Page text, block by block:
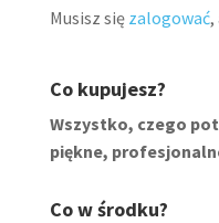
Musisz się zalogować,
Co kupujesz?
Wszystko, czego
piękne,
Co w środku?